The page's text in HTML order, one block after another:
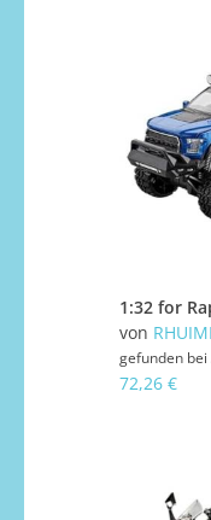
von
gefunden bei
72,26 €